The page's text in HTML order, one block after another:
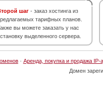
шаг - заказ хостинга из
тарифных планов.
вы можете заказать у нас
выделенного сервера.
· Аренда, покупка и продажа IP-
Домен